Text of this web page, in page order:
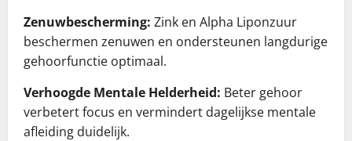
Zenuwbescherming: Zink en Alpha Liponzuur
beschermen zenuwen en ondersteunen langdurige
gehoorfunctie optimaal.
Verhoogde Mentale Helderheid: Beter gehoor
verbetert focus en vermindert dagelijkse mentale
afleiding duidelijk.